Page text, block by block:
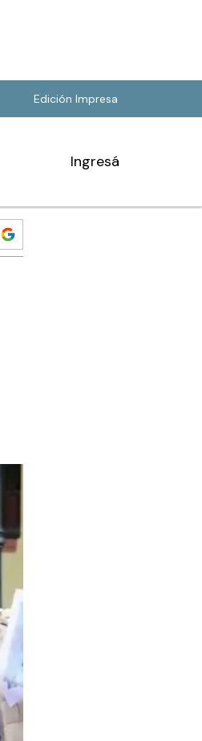
Edición Impresa
Ingresá